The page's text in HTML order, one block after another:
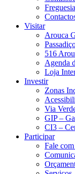
Visitar
Arouca
516
Agenda
Loja
Investir
Zonas
Via
GIP –
CI3 –
Participar
Fale